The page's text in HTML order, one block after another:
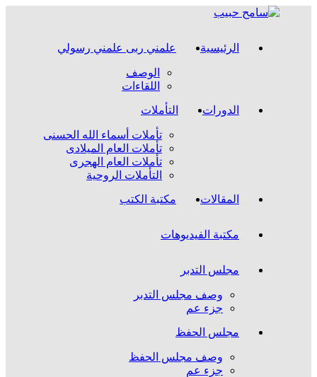
الرئيسية
علمني ربى علمني رسولي
الوصف
اللقاءات
الدورات
التأملات
تأملات أسماء الله الحسنى
تأملات العام الميلادى
تأملات العام الهجرى
التأملات الروحية
المقالات
مكتبة الكتب
مكتبة الفيديوهات
مجلس التدبر
وصف مجلس التدبر
جزء عم
مجلس الحفظ
وصف مجلس الحفظ
جزء عم